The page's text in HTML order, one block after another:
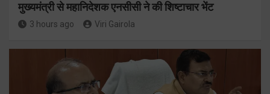
मुख्यमंत्री से महानिदेशक एनसीसी ने की शिष्टाचार भेंट
3 hours ago Viri Gairola